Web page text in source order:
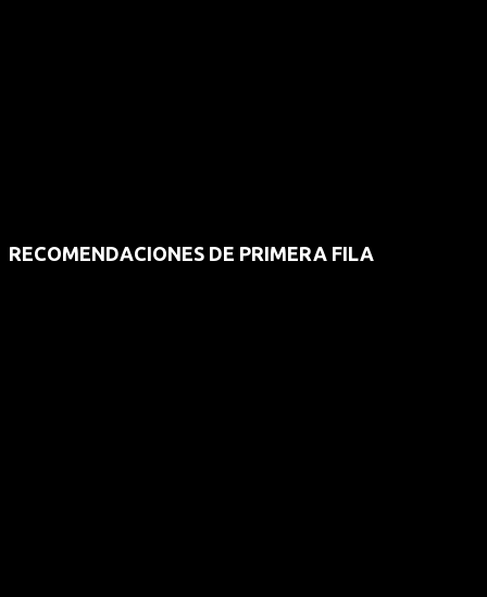
RECOMENDACIONES DE PRIMERA FILA